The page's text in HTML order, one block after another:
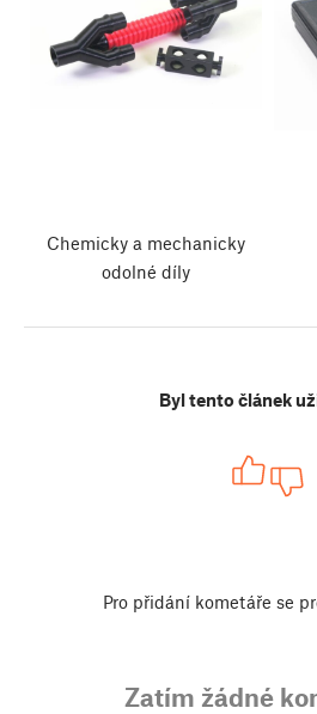
Chemicky a mechanicky
odolné díly
Byl tento článek
Pro přidání kometáře se
Zatím žádné